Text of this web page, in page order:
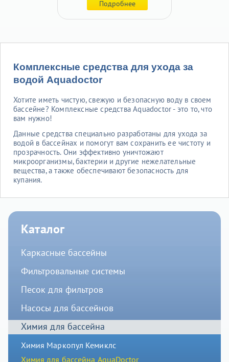
Подробнее
Комплексные средства для ухода за
водой Aquadoctor
Хотите иметь чистую, свежую и безопасную воду в своем
бассейне? Комплексные средства Aquadoctor - это то, что
вам нужно!
Данные средства специально разработаны для ухода за
водой в бассейнах и помогут вам сохранить ее чистоту и
прозрачность. Они эффективно уничтожают
микроорганизмы, бактерии и другие нежелательные
вещества, а также обеспечивают безопасность для
купания.
Каталог
Каркасные бассейны
Фильтровальные системы
Песок для фильтров
Насосы для бассейнов
Химия для бассейна
Химия Маркопул Кемиклс
Химия для бассейна AquaDoctor